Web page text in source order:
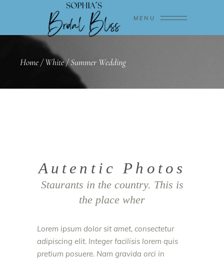
MENU
Home/White/Summer Wedding
Autentic Photos
Staurants in the country. This is
the place wher
Lorem ipsum dolor sit amet, consectetur
adipiscing elit. Integer facilisis lorem quis
pretium posuere. Nam gravida orci in